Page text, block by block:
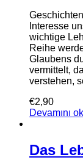
Interesse
wichtige
Reihe
Glaubens
vermittelt,
verstehen,
€2,90
Devamını
Das